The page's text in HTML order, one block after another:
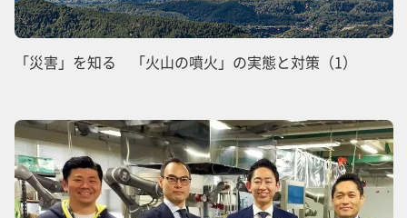
「災害」を知る 「火山の噴火」の実態と対策（1）